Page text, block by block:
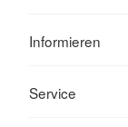
Informieren
Service